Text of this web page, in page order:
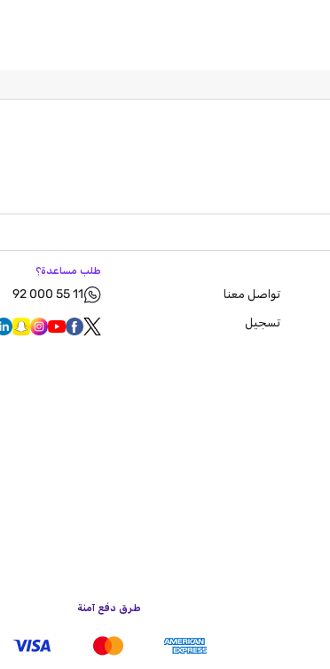
تواصل معنا
تسجيل
طلب مساعدة؟
92 000 55 11
طرق دفع آمنة